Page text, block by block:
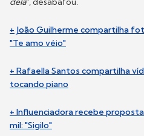
+ João Guilherme compartilha
"Te amo véio"
+ Rafaella Santos compartilha
tocando piano
+ Influenciadora recebe
mil: "Sigilo"